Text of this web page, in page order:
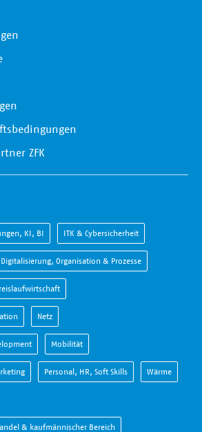
ZFK
KI, BI ITK & Cybersicherheit
Digitalisierung, Organisation & Prozesse
Netz
Mobilität
Personal, HR, Soft Skills Wärme
& kaufmännischer Bereich